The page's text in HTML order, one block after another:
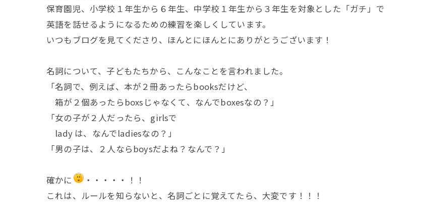
保育園児、小学校１年生から６年生、中学校１年生から３年生を対象とした「ガチ」で
英語を話せるようになるための練習を楽しくしています。
いつもブログを見てくださり、ほんとにほんとにありがとうございます！
名詞について、子どもたちから、こんなことを言われました。
「名詞で、例えば、本が２冊あったらbooksだけど、
箱が２個あったらboxsじゃなくて、なんでboxesなの？」
「女の子が２人だったら、girlsで
lady は、なんでladiesなの？」
「男の子は、２人ならboysだよね？なんで？」
確かに
・・・・・！！
これは、ルールを知らないと、名詞ごとに覚えてたら、大変です！！！